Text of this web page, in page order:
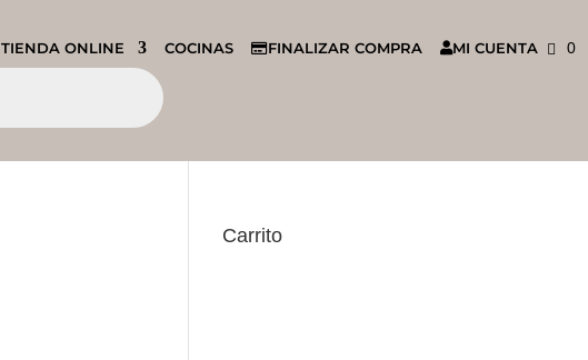
TIENDA ONLINE COCINAS FINALIZAR COMPRA MI CUENTA
0
Carrito